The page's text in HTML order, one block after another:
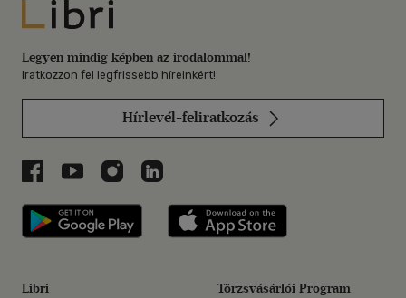
Libri
Legyen mindig képben az irodalommal!
Iratkozzon fel legfrissebb híreinkért!
Hírlevél-feliratkozás
Libri a Facebookon
Libri a Youtube-on
Libri az Instagramon
Libri a LinkedInen
Libri applikáció Szerezd meg: Google
Libri Törzsvásárlói Program